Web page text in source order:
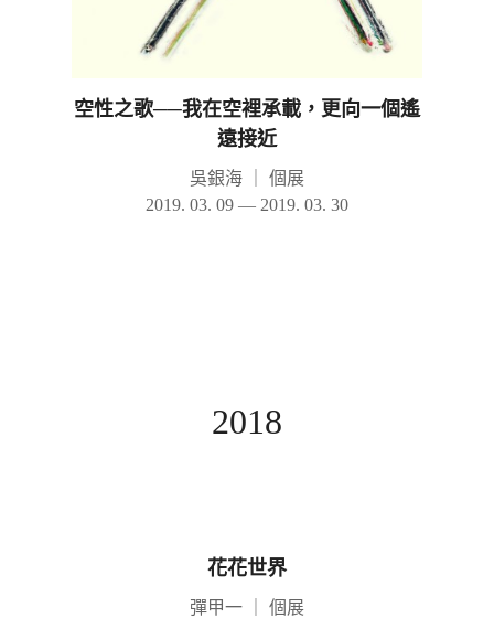
空性之歌──我在空裡承載，更向一個遙
遠接近
吳銀海
個展
2019. 03. 09 — 2019. 03. 30
2018
花花世界
彈甲一
個展